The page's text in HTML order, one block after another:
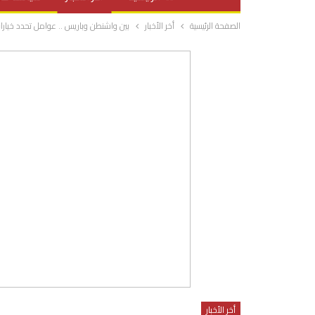
صحة وتغذية
المرأة والحياة الصفحة الرئيسية أخر الأخبار بين واشنطن وباريس .. عوامل تحدد
أخر الأخبار